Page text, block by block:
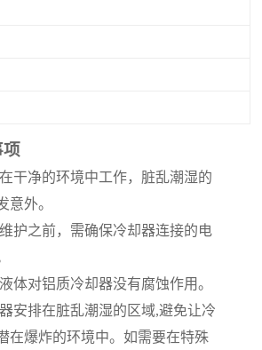
项
干净的环境中工作，脏乱潮湿的
意外。
护之前，需确保冷却器连接的电
体对铝质冷却器没有腐蚀作用。
安排在脏乱潮湿的区域,避免让冷
在爆炸的环境中。如需要在特殊